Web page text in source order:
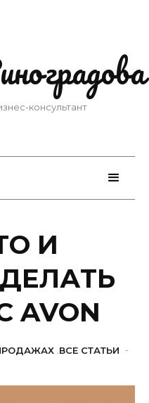
консультант
И
AVON
,ВСЕ СТАТЬИ -